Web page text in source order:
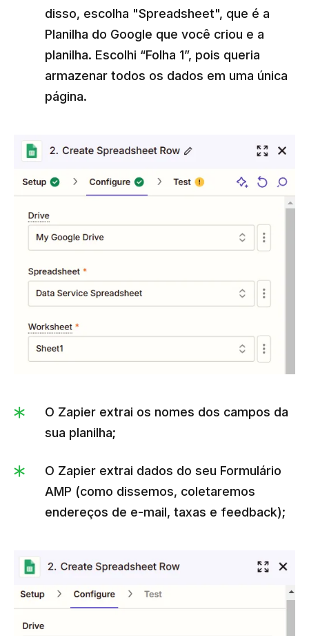
disso, escolha "Spreadsheet", que é a
Planilha do Google que você criou e a
planilha. Escolhi “Folha 1”, pois queria
armazenar todos os dados em uma única
página.
O Zapier extrai os nomes dos campos da
sua planilha;
O Zapier extrai dados do seu Formulário
AMP (como dissemos, coletaremos
endereços de e-mail, taxas e feedback);